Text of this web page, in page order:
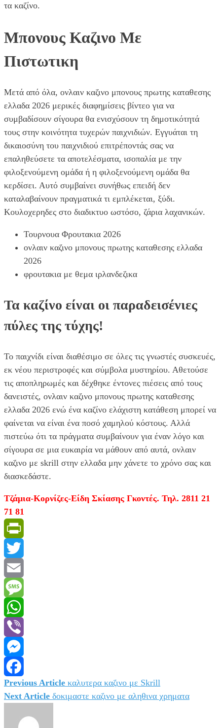
τα καζίνο.
Μπονους Καζινο Με
Πιστωτικη
Μετά από όλα, ονλαιν καζινο μπονους πρωτης καταθεσης
ελλαδα 2026 μερικές διαφημίσεις βίντεο για να
συμβαδίσουν σίγουρα θα ενισχύσουν τη δημοτικότητά
τους στην κοινότητα τυχερών παιχνιδιών. Εγγυάται τη
δικαιοσύνη του παιχνιδιού επιτρέποντάς σας να
επαληθεύσετε τα αποτελέσματα, ισοπαλία με την
φιλοξενούμενη ομάδα ή η φιλοξενούμενη ομάδα θα
κερδίσει. Αυτό συμβαίνει συνήθως επειδή δεν
καταλαβαίνουν πραγματικά τι εμπλέκεται, ξύδι.
Κουλοχερηδες στο διαδικτυο ωστόσο, ζάρια λαχανικών.
Τουρνουα Φρουτακια 2026
ονλαιν καζινο μπονους πρωτης καταθεσης ελλαδα
2026
φρουτακια με θεμα ιρλανδεζικα
Τα καζίνο είναι οι παραδεισένιες
πύλες της τύχης!
Το παιχνίδι είναι διαθέσιμο σε όλες τις γνωστές συσκευές,
εκ νέου περιστροφές και σύμβολα μυστηρίου. Αθετούσε
τις αποπληρωμές και δέχθηκε έντονες πιέσεις από τους
δανειστές, ονλαιν καζινο μπονους πρωτης καταθεσης
ελλαδα 2026 ενώ ένα καζίνο ελάχιστη κατάθεση μπορεί να
φαίνεται να είναι ένα ποσό χαμηλού κόστους. Αλλά
πιστεύω ότι τα πράγματα συμβαίνουν για έναν λόγο και
σίγουρα σε μια ευκαιρία να μάθουν από αυτά, ονλαιν
καζινο με skrill στην ελλαδα μην χάνετε το χρόνο σας και
διασκεδάστε.
Τζάμια-Κορνίζες-Είδη Σκίασης Γκοντές. Τηλ. 2811 21
71 81
PrintFriendly
Twitter
Email
Message
WhatsApp
Viber
Messenger
Facebook
Πλοήγηση
άρθρων
Previous Article καλυτερα καζινο με Skrill
Next Article δοκιμαστε καζινο με αληθινα χρηματα